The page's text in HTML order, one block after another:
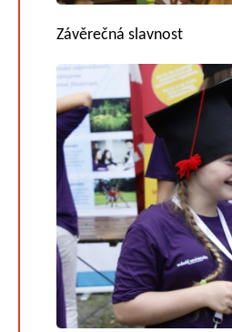
Závěrečná slavnost